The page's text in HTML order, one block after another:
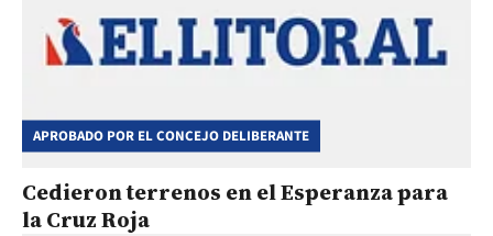
APROBADO POR EL CONCEJO DELIBERANTE
Cedieron terrenos en el Esperanza para
la Cruz Roja